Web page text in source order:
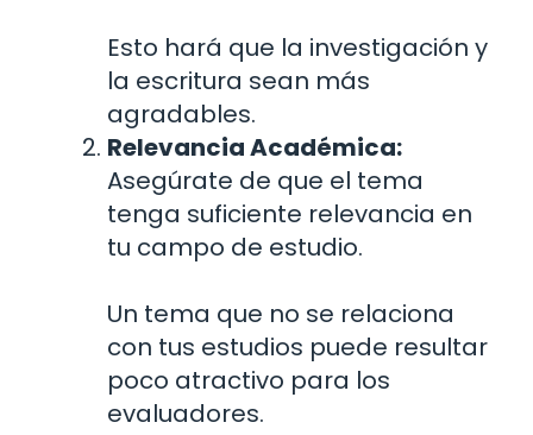
Esto hará que la investigación y
la escritura sean más
agradables.
Relevancia Académica:
Asegúrate de que el tema
tenga suficiente relevancia en
tu campo de estudio.
Un tema que no se relaciona
con tus estudios puede resultar
poco atractivo para los
evaluadores.